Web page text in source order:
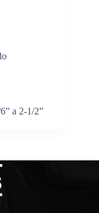
a 2-1/2”